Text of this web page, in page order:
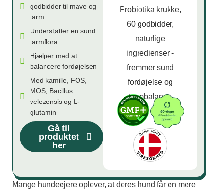
godbidder til mave og
tarm
Understøtter en sund
tarmflora
Hjælper med at
balancere fordøjelsen
Med kamille, FOS,
MOS, Bacillus
velezensis og L-
glutamin
Gå til
produktet
her
Mange hundeejere oplever, at deres hund får en mere